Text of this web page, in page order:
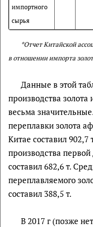
импортного
сырья
*Отчет Китайской
в отношении импорта
Данные в этой
производства золота
весьма
переплавки золота
Китае составил
производства
составил 682,6 т.
переплавляемого
составил 388,5 т.
В 2017 г (позже